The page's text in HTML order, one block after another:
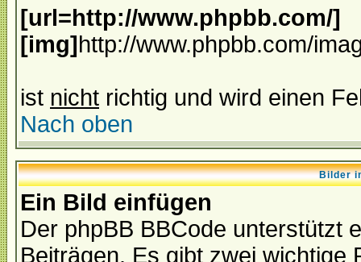
[url=http://www.phpbb.com/]
[img]http://www.phpbb.com/
ist nicht richtig und wird einen
Nach oben
Bilder
Ein Bild einfügen
Der phpBB BBCode unterstützt
Beiträgen. Es gibt zwei wichtige